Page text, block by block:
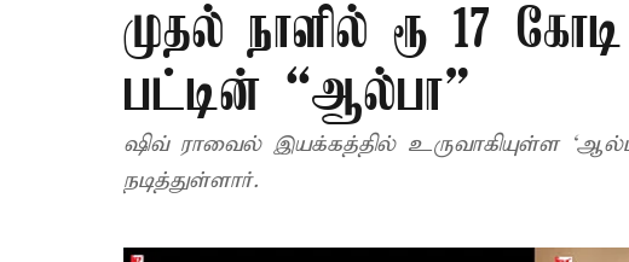
முதல் நாளில் ரூ 17
பட்டின் “ஆல்பா”
ஷிவ் ராவைல் இயக்கத்தில் உருவாகியுள்ள
நடித்துள்ளார்.